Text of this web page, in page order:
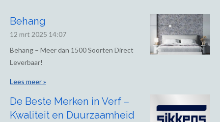
Behang
12 mrt 2025 14:07
Behang – Meer dan 1500 Soorten Direct
Leverbaar!
Lees meer »
De Beste Merken in Verf –
Kwaliteit en Duurzaamheid